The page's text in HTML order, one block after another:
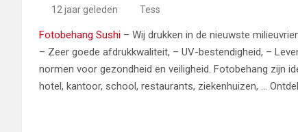
12 jaar geleden Tess
Fotobehang Sushi – Wij drukken in de nieuwste
– Zeer goede afdrukkwaliteit, – UV-bestendigheid, –
normen voor gezondheid en veiligheid. Fotobehang zijn
hotel, kantoor, school, restaurants, ziekenhuizen, …